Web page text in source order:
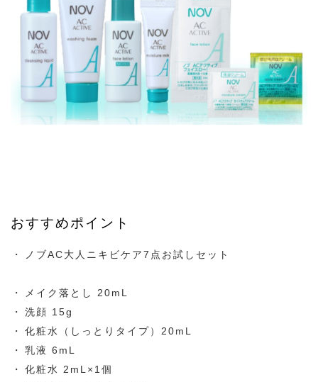
成分
ウム、ＢＧ、Ｎ－ラウロイル－Ｎ’－カルボキシメチ
ル－Ｎ’－ヒドロキシエチルエチレンジアミンナトリ
ウム液、アルキル（８～１６）グルコシド、クエン
酸、ジステアリン酸エチレングリコール、グリコー
ル酸、ｄｌ－α－トコフェロール ２－Ｌ－アスコ
ルビン酸リン酸ジエステルカリウム塩、ビタミン
Ｅ、リボフラビン、ベヘニルアルコール、塩化ジメ
チルジアリルアンモニウム・アクリルアミド共重合
内容量・
おすすめ
の年代
発売日 2018/3/6
おすすめポイント
ノブAC大人ニキビケア7点お試しセット
メイク落とし 20mL
洗顔 15g
化粧水（しっとりタイプ）20mL
乳液 6mL
化粧水 2mL×1個